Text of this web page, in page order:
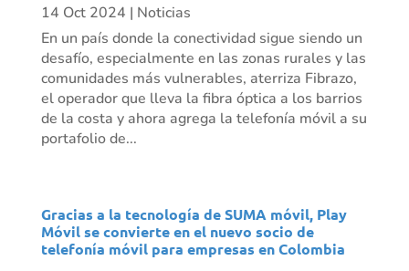
14 Oct 2024 | Noticias
En un país donde la conectividad sigue siendo un
desafío, especialmente en las zonas rurales y las
comunidades más vulnerables, aterriza Fibrazo,
el operador que lleva la fibra óptica a los barrios
de la costa y ahora agrega la telefonía móvil a su
portafolio de...
Gracias a la tecnología de SUMA móvil, Play
Móvil se convierte en el nuevo socio de
telefonía móvil para empresas en Colombia